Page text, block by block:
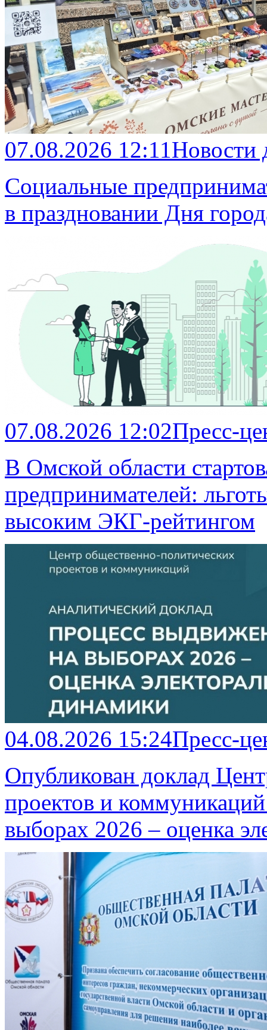
07.08.2026 12:11
Социальные
в праздновании Дня
07.08.2026 12:02Пресс-
В Омской области
предпринимателей:
высоким ЭКГ-рейтингом
04.08.2026 15:24Пресс-
Опубликован доклад
проектов и
выборах 2026 – оценка